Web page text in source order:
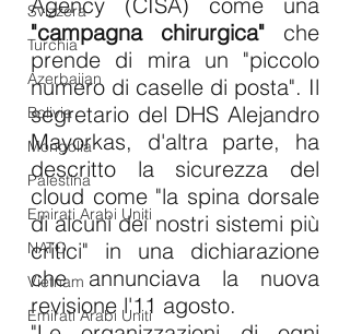
Svizzera
Turchia
Azerbaijan
Bolivia
Mongolia
Palestina
Emirati Arabi Uniti
NATO
Vietnam
Emirati Arabi Uniti
"campagna chirurgica" che
prende di mira un "piccolo
numero di caselle di posta". Il
segretario del DHS Alejandro
Mayorkas, d'altra parte, ha
descritto la sicurezza del
cloud come "la spina dorsale
di alcuni dei nostri sistemi più
critici" in una dichiarazione
che annunciava la nuova
revisione l'11 agosto.